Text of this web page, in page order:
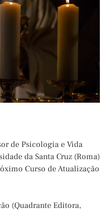
de Psicologia e Vida
da Santa Cruz (Roma)
Curso de Atualização
(Quadrante Editora,